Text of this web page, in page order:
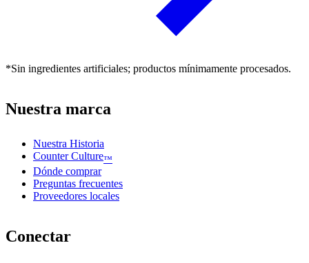
*Sin ingredientes artificiales; productos mínimamente procesados.
Nuestra marca
Nuestra Historia
Counter Culture™
Dónde comprar
Preguntas frecuentes
Proveedores locales
Conectar